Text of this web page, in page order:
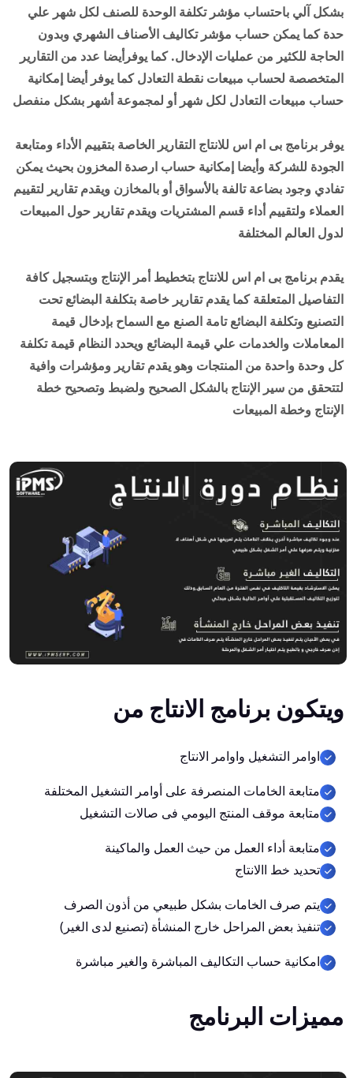
بشكل آلي باحتساب مؤشر تكلفة الوحدة للصنف لكل شهر علي
حدة كما يمكن حساب مؤشر تكاليف الأصناف الشهري وبدون
الحاجة للكثير من عمليات الإدخال. كما يوفرأيضا عدد من التقارير
المتخصصة لحساب مبيعات نقطة التعادل كما يوفر أيضا إمكانية
حساب مبيعات التعادل لكل شهر أو لمجموعة أشهر بشكل منفصل
يوفر برنامج بى ام اس للانتاج التقارير الخاصة بتقييم الأداء ومتابعة
الجودة للشركة وأيضا إمكانية حساب ارصدة المخزون بحيث يمكن
تفادي وجود بضاعة تالفة بالأسواق أو بالمخازن ويقدم تقارير لتقييم
العملاء ولتقييم أداء قسم المشتريات ويقدم تقارير حول المبيعات
لدول العالم المختلفة
يقدم برنامج بى ام اس للانتاج بتخطيط أمر الإنتاج وبتسجيل كافة
التفاصيل المتعلقة كما يقدم تقارير خاصة بتكلفة البضائع تحت
التصنيع وتكلفة البضائع تامة الصنع مع السماح بإدخال قيمة
المعاملات والخدمات علي قيمة البضائع ويحدد النظام قيمة تكلفة
كل وحدة واحدة من المنتجات وهو يقدم تقارير ومؤشرات وافية
لتتحقق من سير الإنتاج بالشكل الصحيح ولضبط وتصحيح خطة
الإنتاج وخطة المبيعات
ويتكون برنامج الانتاج من
اوامر التشغيل واوامر الانتاج
متابعة الخامات المنصرفة على أوامر التشغيل المختلفة
متابعة موقف المنتج اليومي فى صالات التشغيل
متابعة أداء العمل من حيث العمل والماكينة
تحديد خط االانتاج
يتم صرف الخامات بشكل طبيعي من أذون الصرف
تنفيذ بعض المراحل خارج المنشأة (تصنيع لدى الغير)
امكانية حساب التكاليف المباشرة والغير مباشرة
مميزات البرنامج